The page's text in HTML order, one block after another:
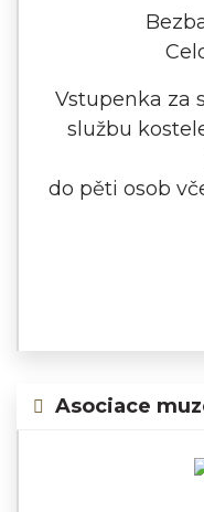
Vstupenka za
službu
do pěti osob
Asociace